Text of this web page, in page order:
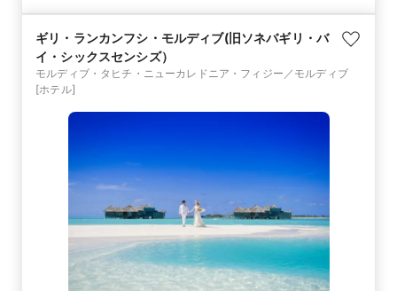
ギリ・ランカンフシ・モルディブ(旧ソネバギリ・バ
イ・シックスセンシズ）
モルディブ・タヒチ・ニューカレドニア・フィジー／モルディブ
[ホテル]